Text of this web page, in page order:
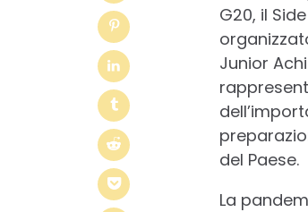
G20, il
Junior
del Paese.
La